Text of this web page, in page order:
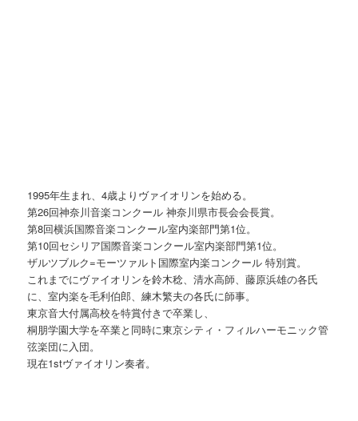
1995年生まれ、4歳よりヴァイオリンを始める。
第26回神奈川音楽コンクール 神奈川県市長会会長賞。
第8回横浜国際音楽コンクール室内楽部門第1位。
第10回セシリア国際音楽コンクール室内楽部門第1位。
ザルツブルク=モーツァルト国際室内楽コンクール 特別賞。
これまでにヴァイオリンを鈴木稔、清水高師、藤原浜雄の各氏
に、室内楽を毛利伯郎、練木繁夫の各氏に師事。
東京音大付属高校を特賞付きで卒業し、
桐朋学園大学を卒業と同時に東京シティ・フィルハーモニック管
弦楽団に入団。
現在1stヴァイオリン奏者。